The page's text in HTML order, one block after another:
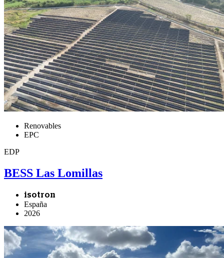
Renovables
EPC
EDP
BESS Las Lomillas
isotron
España
2026